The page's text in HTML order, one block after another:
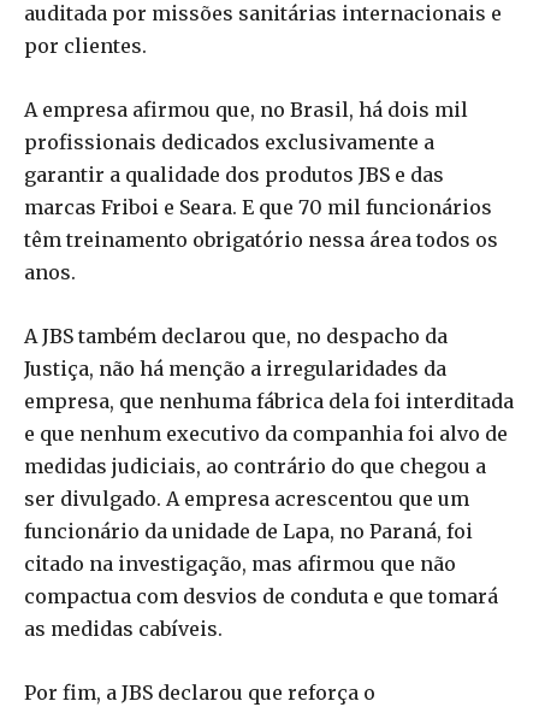
auditada por missões sanitárias internacionais e
por clientes.
A empresa afirmou que, no Brasil, há dois mil
profissionais dedicados exclusivamente a
garantir a qualidade dos produtos JBS e das
marcas Friboi e Seara. E que 70 mil funcionários
têm treinamento obrigatório nessa área todos os
anos.
A JBS também declarou que, no despacho da
Justiça, não há menção a irregularidades da
empresa, que nenhuma fábrica dela foi interditada
e que nenhum executivo da companhia foi alvo de
medidas judiciais, ao contrário do que chegou a
ser divulgado. A empresa acrescentou que um
funcionário da unidade de Lapa, no Paraná, foi
citado na investigação, mas afirmou que não
compactua com desvios de conduta e que tomará
as medidas cabíveis.
Por fim, a JBS declarou que reforça o